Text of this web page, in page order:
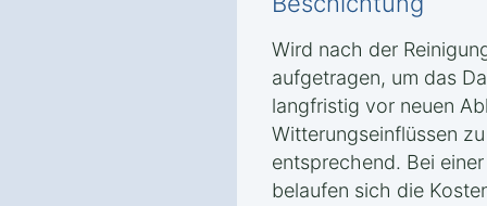
Wird nach der
aufgetragen, um das
langfristig vor neuen
Witterungseinflüssen
entsprechend. Bei
belaufen sich die